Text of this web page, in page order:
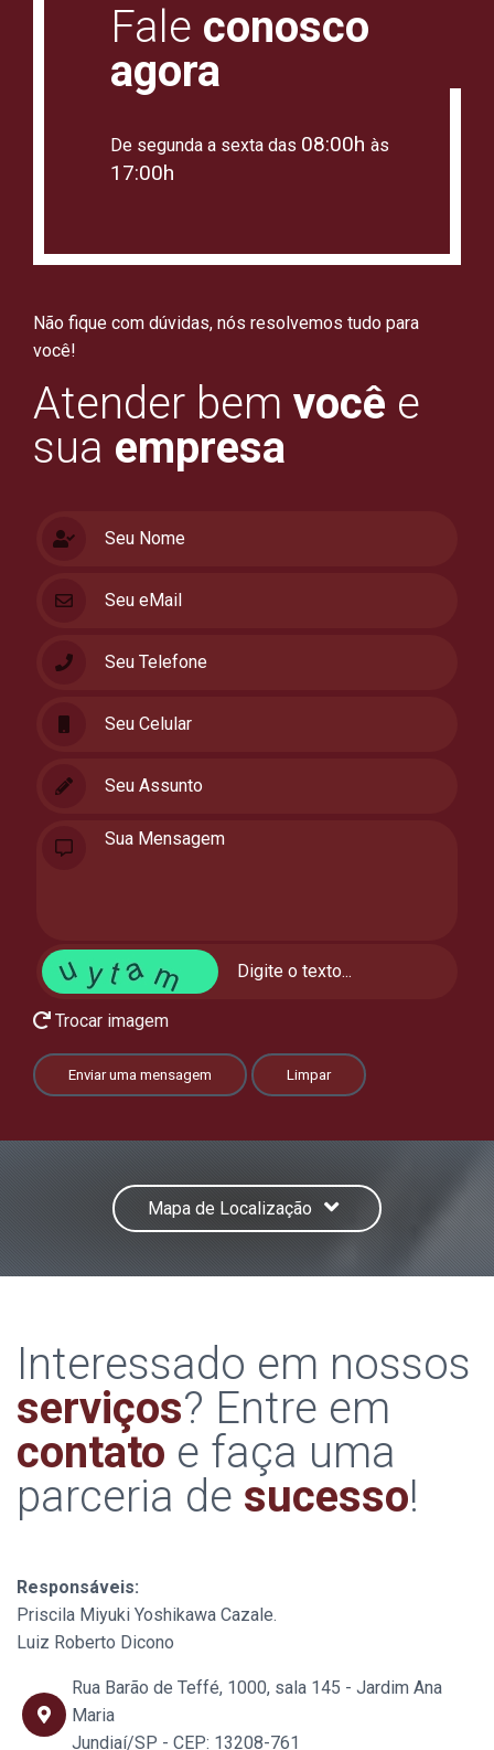
Fale conosco
agora
De segunda a sexta das 08:00h às
17:00h
Não fique com dúvidas, nós resolvemos tudo para
você!
Atender bem você e
sua empresa
Trocar imagem
Enviar uma mensagem Limpar
Mapa de Localização
Interessado em nossos
serviços? Entre em
contato e faça uma
parceria de sucesso!
Responsáveis:
Priscila Miyuki Yoshikawa Cazale.
Luiz Roberto Dicono
Rua Barão de Teffé, 1000, sala 145 - Jardim Ana
Maria
Jundiaí/SP - CEP: 13208-761